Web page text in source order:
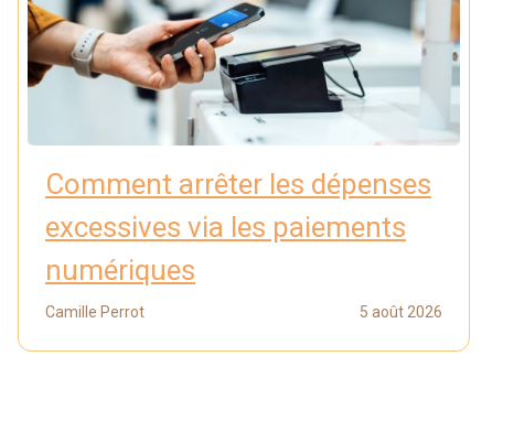
Comment arrêter les dépenses
excessives via les paiements
numériques
Camille Perrot 5 août 2026